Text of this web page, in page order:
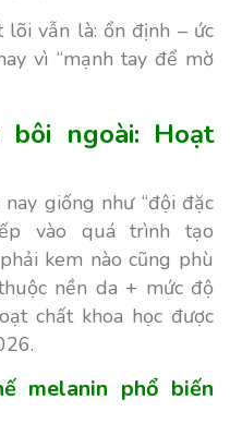
lõi vẫn là: ổn định – ức
vì “mạnh tay để mờ
ngoài: Hoạt
giống như “đội đặc
vào quá trình tạo
kem nào cũng phù
nền da + mức độ
chất khoa học được
melanin phổ biến